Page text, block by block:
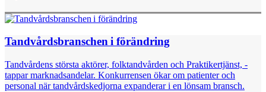
Tandvårdsbranschen i förändring
Tandvårdens största aktörer, folktandvården och Praktikertjänst, ­
tappar marknadsandelar. Konkurrensen ökar om patienter och
personal när tandvårds­kedjorna expanderar i en lönsam bransch.